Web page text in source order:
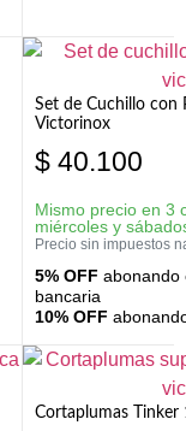
Set de Cuchillo con
Victorinox
$ 40.100
Mismo precio en 3
miércoles y
Precio sin impuestos
5% OFF abonando
bancaria
10% OFF
Cortaplumas